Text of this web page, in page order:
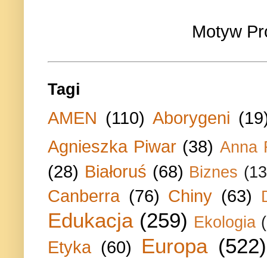
Motyw
Tagi
AMEN (110) Aborygeni
Agnieszka Piwar (38) Anna
(28) Białoruś (68) Biznes
Canberra (76) Chiny (63)
Edukacja (259) Ekologia
Etyka (60) Europa (522)